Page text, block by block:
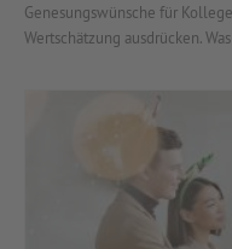
Genesungswünsche für
Wertschätzung ausdrücken.